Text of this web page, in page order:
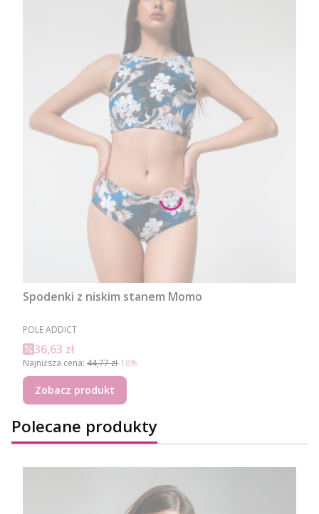
Spodenki z niskim stanem Momo
PRODUCENT
POLE ADDICT
Cena promocyjna
36,63 zł
Najniższa cena: 44,77 zł-18%
Zobacz produkt
Polecane produkty